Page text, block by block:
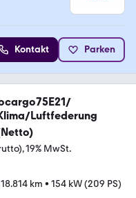
Kontakt Parken
Luftfederung
19% MwSt.
km • 154 kW (209 PS)